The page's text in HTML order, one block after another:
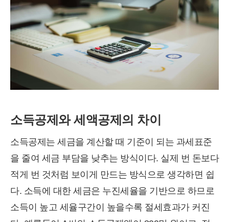
소득공제와 세액공제의 차이
소득공제는 세금을 계산할 때 기준이 되는 과세표준
을 줄여 세금 부담을 낮추는 방식이다. 실제 번 돈보다
적게 번 것처럼 보이게 만드는 방식으로 생각하면 쉽
다. 소득에 대한 세금은 누진세율을 기반으로 하므로
소득이 높고 세율구간이 높을수록 절세효과가 커진